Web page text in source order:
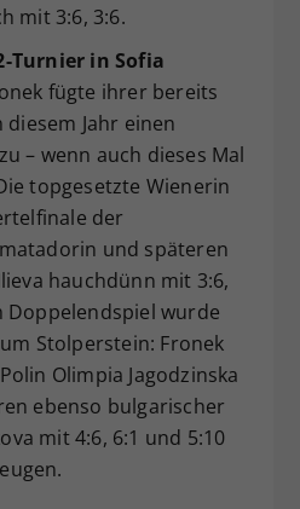
mit 3:6, 3:6.
Turnier in Sofia
fügte ihrer bereits
Jahr einen
– wenn auch dieses Mal
topgesetzte Wienerin
der
und späteren
hauchdünn mit 3:6,
Doppelendspiel wurde
Stolperstein: Fronek
Olimpia Jagodzinska
ebenso bulgarischer
mit 4:6, 6:1 und 5:10